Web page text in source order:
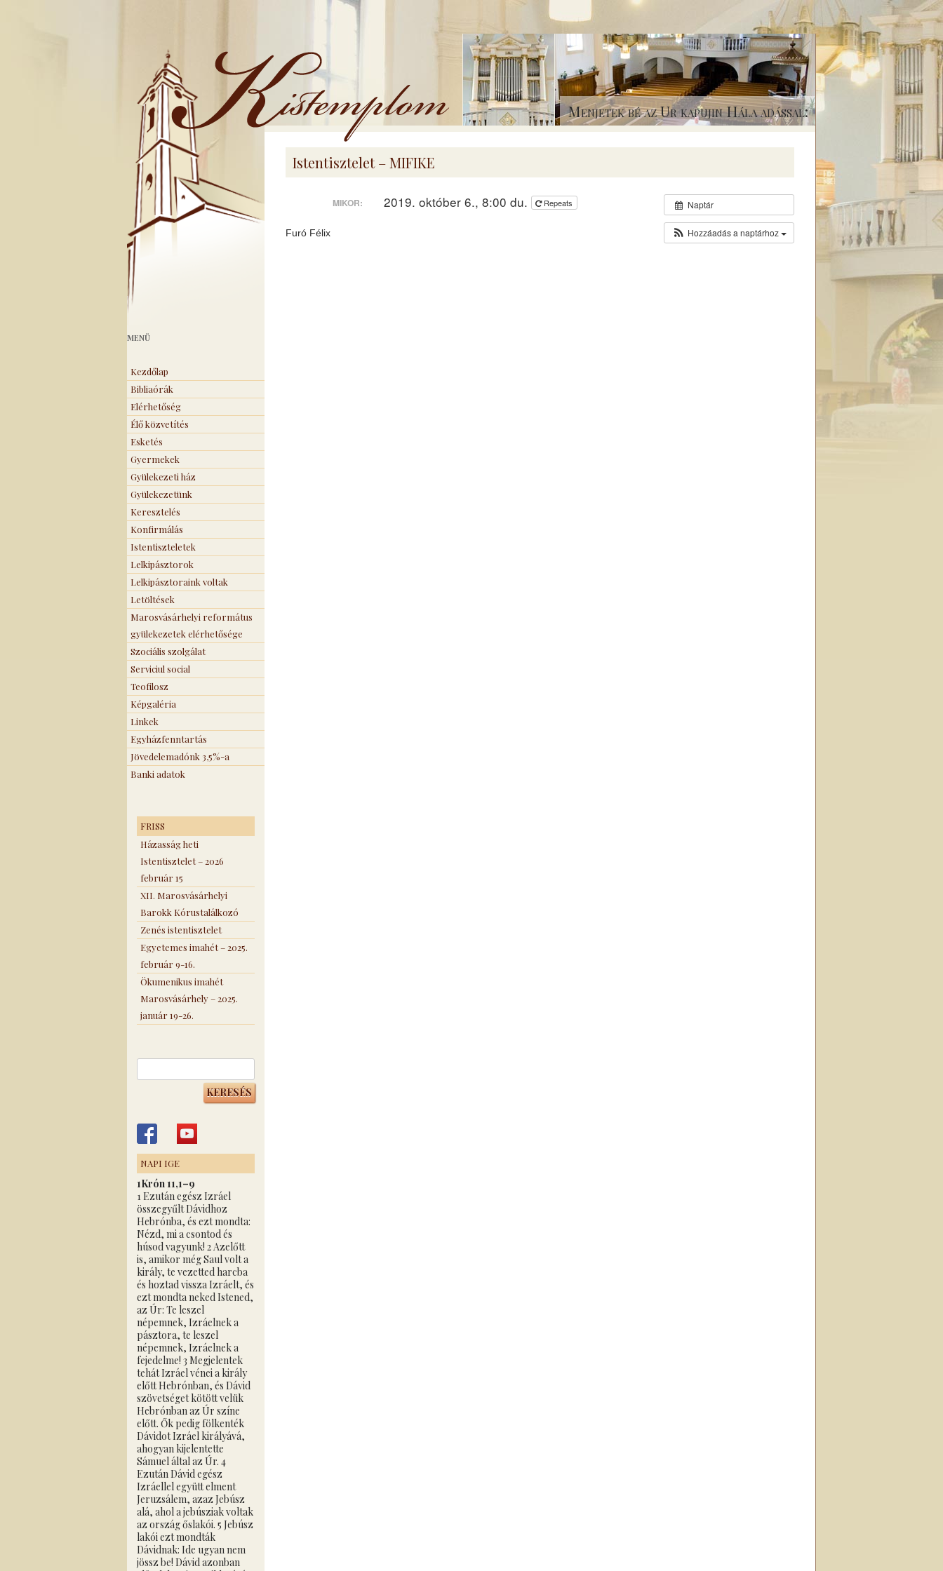
Kistemplom
Menjetek bé az Ur kapujin Hála adással:
MENÜ
Kezdőlap
Bibliaórák
Elérhetőség
Élő közvetítés
Esketés
Gyermekek
Gyülekezeti ház
Gyülekezetünk
Keresztelés
Konfirmálás
Istentiszteletek
Lelkipásztorok
Lelkipásztoraink voltak
Letöltések
Marosvásárhelyi református
gyülekezetek elérhetősége
Szociális szolgálat
Serviciul social
Teofilosz
Képgaléria
Linkek
Egyházfenntartás
Jövedelemadónk 3,5%-a
Banki adatok
FRISS
Házasság heti
Istentisztelet – 2026
február 15
XII. Marosvásárhelyi
Barokk Kórustalálkozó
Zenés istentisztelet
Egyetemes imahét – 2025.
február 9-16.
Ökumenikus imahét
Marosvásárhely – 2025.
január 19-26.
NAPI IGE
1Krón 11,1–9
1 Ezután egész Izráel
összegyűlt Dávidhoz
Hebrónba, és ezt mondta:
Nézd, mi a csontod és
húsod vagyunk! 2 Azelőtt
is, amikor még Saul volt a
király, te vezetted harcba
és hoztad vissza Izráelt, és
ezt mondta neked Istened,
az Úr: Te leszel
népemnek, Izráelnek a
pásztora, te leszel
népemnek, Izráelnek a
fejedelme! 3 Megjelentek
tehát Izráel vénei a király
előtt Hebrónban, és Dávid
szövetséget kötött velük
Hebrónban az Úr színe
előtt. Ők pedig fölkenték
Dávidot Izráel királyává,
ahogyan kijelentette
Sámuel által az Úr. 4
Ezután Dávid egész
Izráellel együtt elment
Jeruzsálem, azaz Jebúsz
alá, ahol a jebúsziak voltak
az ország őslakói. 5 Jebúsz
lakói ezt mondták
Dávidnak: Ide ugyan nem
jössz be! Dávid azonban
Istentisztelet – MIFIKE
Naptár
Hozzáadás a naptárhoz
MIKOR: 2019. október 6., 8:00 du. Repeats
Furó Félix